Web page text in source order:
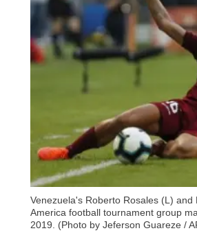
Venezuela's Roberto Rosales (L)
America football tournament group
2019. (Photo by Jeferson Guareze /